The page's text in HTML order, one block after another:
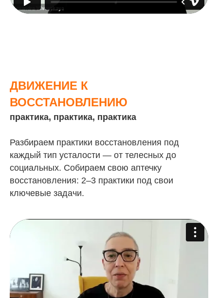
ДВИЖЕНИЕ К
ВОССТАНОВЛЕНИЮ
практика, практика, практика
Разбираем практики восстановления под
каждый тип усталости — от телесных до
социальных. Собираем свою аптечку
восстановления: 2–3 практики под свои
ключевые задачи.